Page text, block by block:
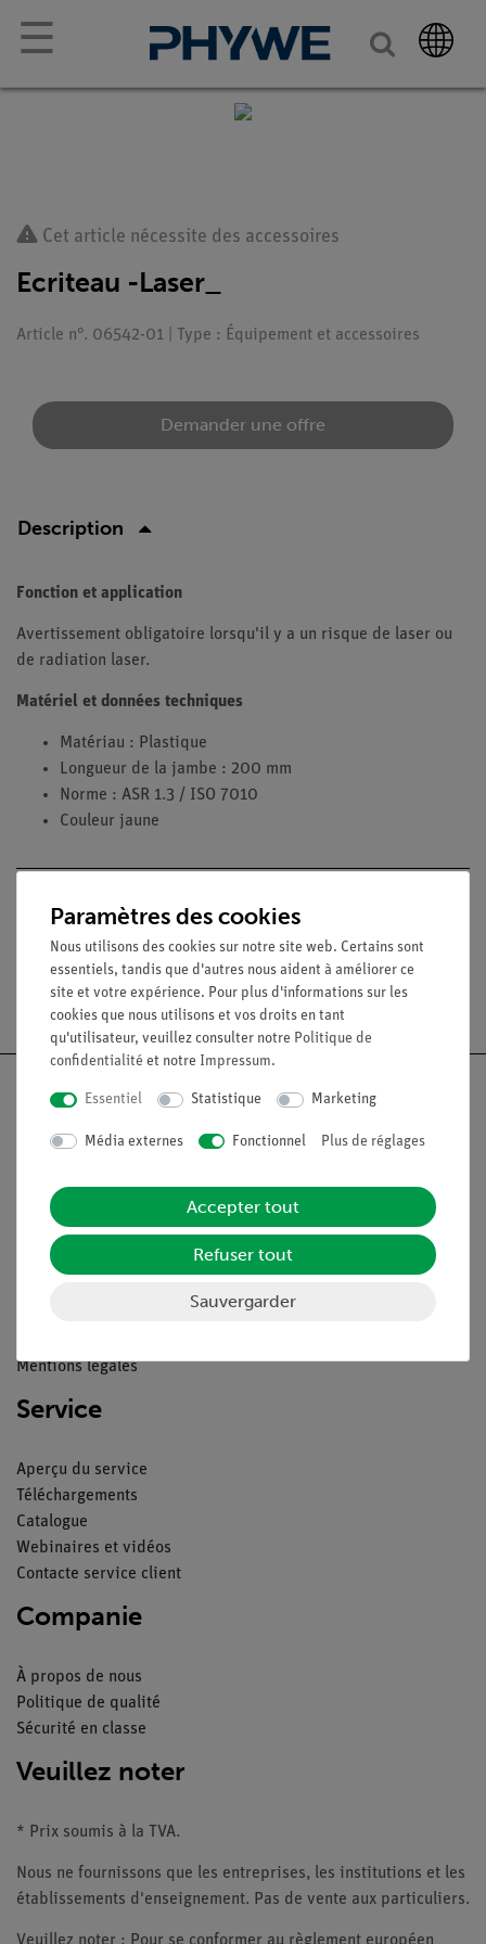
☰
Cet article nécessite des accessoires
Ecriteau -Laser_
Article n°. 06542-01 | Type : Équipement et accessoires
Demander une offre
Description
Fonction et application
Avertissement obligatoire lorsqu'il y a un risque de laser ou
de radiation laser.
Matériel et données techniques
Matériau : Plastique
Longueur de la jambe : 200 mm
Norme : ASR 1.3 / ISO 7010
Couleur jaune
Accessoires
Livraison gratuite à partir de 300,- €.
Légal
Mentions légales
Service
Aperçu du service
Téléchargements
Catalogue
Webinaires et vidéos
Contacte service client
Companie
À propos de nous
Politique de qualité
Sécurité en classe
Veuillez noter
* Prix soumis à la TVA.
Nous ne fournissons que les entreprises, les institutions et les
établissements d'enseignement. Pas de vente aux particuliers.
Paramètres des cookies
Nous utilisons des cookies sur notre site web. Certains sont
essentiels, tandis que d'autres nous aident à améliorer ce
site et votre expérience. Pour plus d'informations sur les
cookies que nous utilisons et vos droits en tant
qu'utilisateur, veuillez consulter notre Politique de
confidentialité et notre Impressum.
Essentiel Statistique Marketing
Média externes Fonctionnel Plus de réglages
Accepter tout
Refuser tout
Sauvergarder